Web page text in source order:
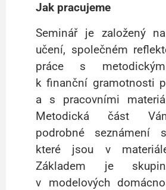
Jak pracujeme
Seminář je založený
učení, společném
práce s
k finanční gramotnosti
a s pracovními
Metodická část
podrobné seznámení
které jsou v
Základem je
v modelových